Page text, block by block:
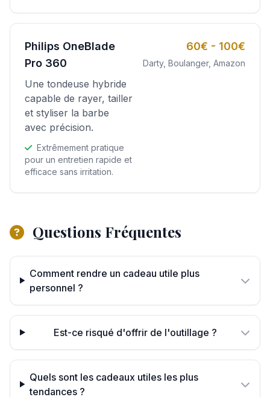
Philips OneBlade
Pro 360
Une tondeuse hybride
capable de rayer, tailler
et styliser la barbe
avec précision.
Extrêmement pratique
pour un entretien rapide et
efficace sans irritation.
60€ - 100€
Darty, Boulanger, Amazon
Questions Fréquentes
Comment rendre un cadeau utile plus
personnel ?
Est-ce risqué d'offrir de l'outillage ?
Quels sont les cadeaux utiles les plus
tendances ?